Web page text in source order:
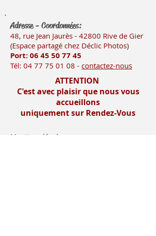
Adresse - Coordonnées:
48, rue Jean Jaurès - 42800 Rive de Gier
(Espace partagé chez Déclic Photos)
Port: 06 45 50 77 45
Tél: 04 77 75 01 08 - contactez-nous
ATTENTION
C'est avec plaisir que nous vous
accueillons
uniquement sur Rendez-Vous
Mentions légales